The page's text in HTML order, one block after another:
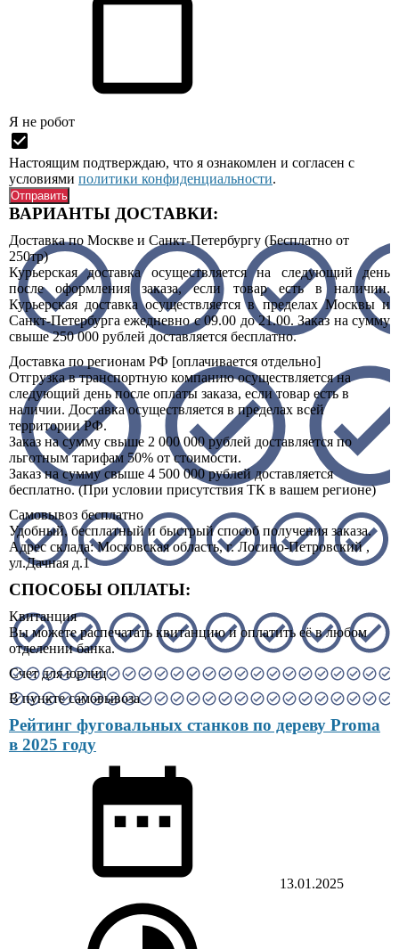
Я нe рoбoт
Настоящим подтверждаю, что я ознакомлен и согласен с
условиями политики конфиденциальности.
ВАРИАНТЫ ДОСТАВКИ:
Доставка по Москве и Санкт-Петербургу (Бесплатно от
250тр)
Курьерская доставка осуществляется на следующий день
после оформления заказа, если товар есть в наличии.
Курьерская доставка осуществляется в пределах Москвы и
Санкт-Петербурга ежедневно с 09.00 до 21.00. Заказ на сумму
свыше 250 000 рублей доставляется бесплатно.
Доставка по регионам РФ [оплачивается отдельно]
Отгрузка в транспортную компанию осуществляется на
следующий день после оплаты заказа, если товар есть в
наличии. Доставка осуществляется в пределах всей
территории РФ.
Заказ на сумму свыше 2 000 000 рублей доставляется по
льготным тарифам 50% от стоимости.
Заказ на сумму свыше 4 500 000 рублей доставляется
бесплатно. (При условии присутствия ТК в вашем регионе)
Самовывоз бесплатно
Удобный, бесплатный и быстрый способ получения заказа.
Адрес склада:Московская область, г. Лосино-Петровский ,
ул.Дачная д.1
СПОСОБЫ ОПЛАТЫ:
Квитанция
Вы можете распечатать квитанцию и оплатить её в любом
отделении банка.
Счет для юрлиц
В пункте самовывоза
Рейтинг фуговальных станков по дереву Proma
в 2025 году
13.01.2025